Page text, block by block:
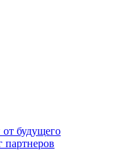
будущего
партнеров